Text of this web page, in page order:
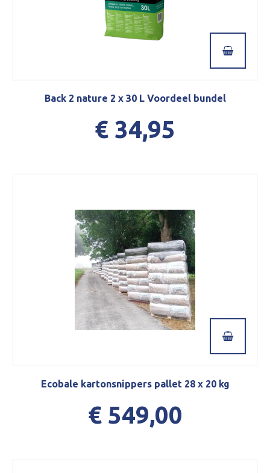
Back 2 nature 2 x 30 L Voordeel bundel
€ 34,95
Ecobale kartonsnippers pallet 28 x 20 kg
€ 549,00